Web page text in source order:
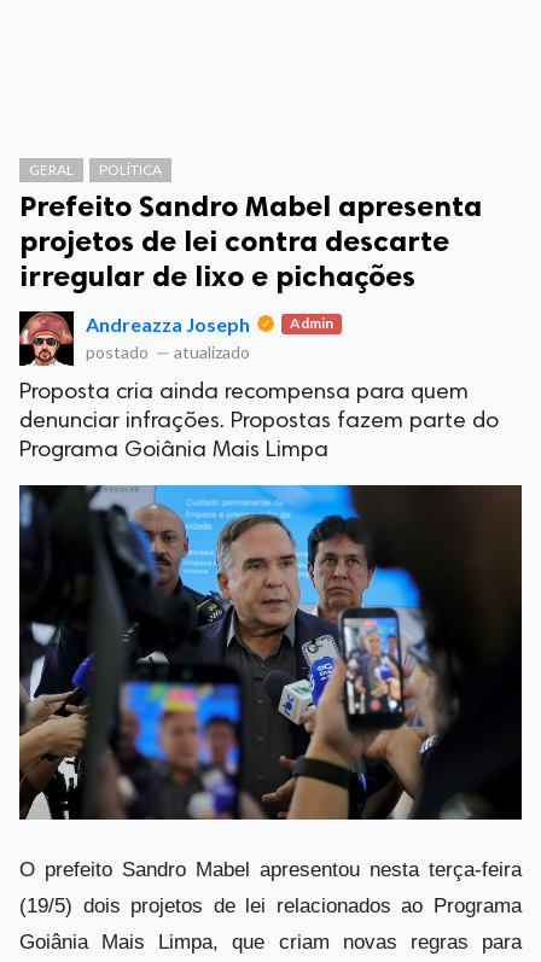
GERAL POLÍTICA
Prefeito Sandro Mabel apresenta
projetos de lei contra descarte
irregular de lixo e pichações
Andreazza Joseph Admin
postado — atualizado
Proposta cria ainda recompensa para quem
denunciar infrações. Propostas fazem parte do
Programa Goiânia Mais Limpa
O prefeito Sandro Mabel apresentou nesta terça-feira
(19/5) dois projetos de lei relacionados ao Programa
Goiânia Mais Limpa, que criam novas regras para